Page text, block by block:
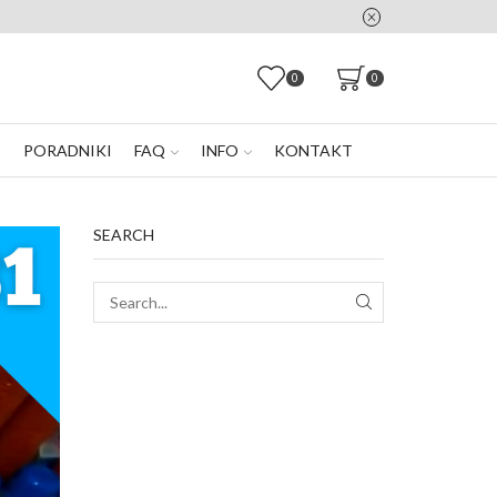
0 0
PORADNIKI FAQ INFO KONTAKT
SEARCH
SEARCH